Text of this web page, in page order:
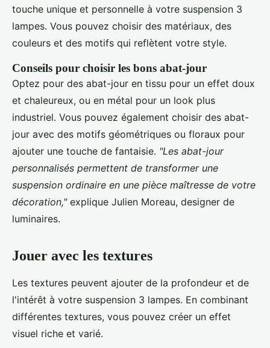
touche unique et personnelle à votre suspension 3
lampes. Vous pouvez choisir des matériaux, des
couleurs et des motifs qui reflètent votre style.
Conseils pour choisir les bons abat-jour
Optez pour des abat-jour en tissu pour un effet doux
et chaleureux, ou en métal pour un look plus
industriel. Vous pouvez également choisir des abat-
jour avec des motifs géométriques ou floraux pour
ajouter une touche de fantaisie. "Les abat-jour
personnalisés permettent de transformer une
suspension ordinaire en une pièce maîtresse de votre
décoration,"explique Julien Moreau, designer de
luminaires.
Jouer avec les textures
Les textures peuvent ajouter de la profondeur et de
l'intérêt à votre suspension 3 lampes. En combinant
différentes textures, vous pouvez créer un effet
visuel riche et varié.